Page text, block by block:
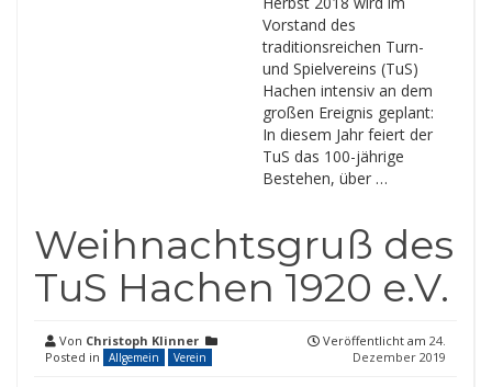
Vorstand des
traditionsreichen Turn-
und Spielvereins (TuS)
Hachen intensiv an dem
großen Ereignis geplant:
In diesem Jahr feiert der
TuS das 100-jährige
Bestehen, über …
Weihnachtsgruß des
TuS Hachen 1920 e.V.
Von Christoph Klinner
Posted in
Allgemein Verein
Veröffentlicht am 24.
Dezember 2019